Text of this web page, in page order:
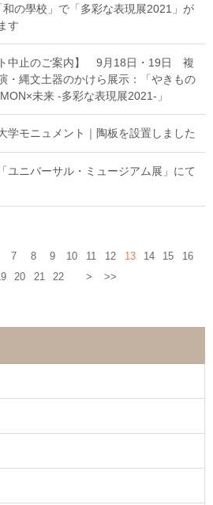
和の學校」で「多彩な表現展2021」が
す
ト中止のご案内】 9月18日・19日 複
・縄文土器のかけら展示：「やきもの
未来 -多彩な表現展2021-」
学モニュメント｜陶板を設置しました
ユニバーサル・ミュージアム展」にて
7 8 9 10 11 12 13 14 15
16
20 21 22 > >>